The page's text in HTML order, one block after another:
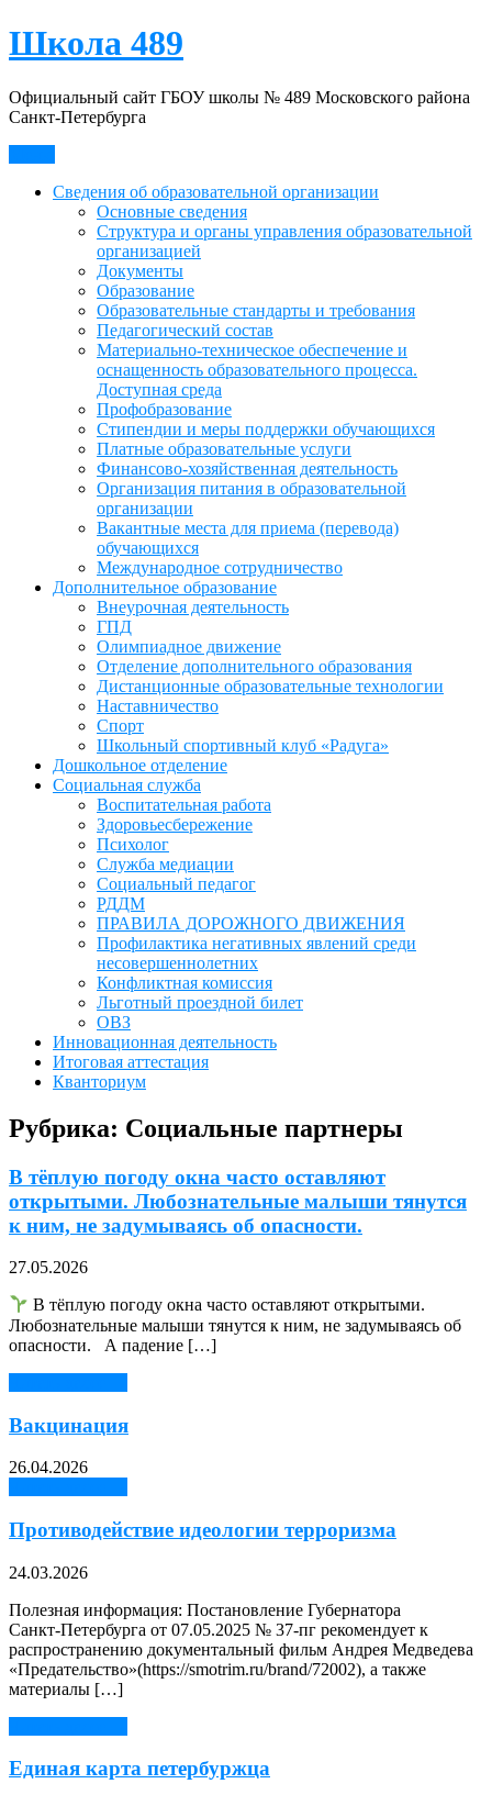
Skip
to
Школа 489
Официальный сайт ГБОУ школы № 489 Московского района
Санкт-Петербурга
Сведения об образовательной организации
Основные сведения
Структура и органы управления образовательной
организацией
Документы
Образование
Образовательные стандарты и требования
Педагогический состав
Материально-техническое обеспечение и
оснащенность образовательного процесса.
Доступная среда
Профобразование
Стипендии и меры поддержки обучающихся
Платные образовательные услуги
Финансово-хозяйственная деятельность
Организация питания в образовательной
организации
Вакантные места для приема (перевода)
обучающихся
Международное сотрудничество
Дополнительное образование
Внеурочная деятельность
ГПД
Олимпиадное движение
Отделение дополнительного образования
Дистанционные образовательные технологии
Наставничество
Спорт
Школьный спортивный клуб «Радуга»
Дошкольное отделение
Социальная служба
Воспитательная работа
Здоровьесбережение
Психолог
Служба медиации
Социальный педагог
РДДМ
ПРАВИЛА ДОРОЖНОГО ДВИЖЕНИЯ
Профилактика негативных явлений среди
несовершеннолетних
Конфликтная комиссия
Льготный проездной билет
ОВЗ
Инновационная деятельность
Итоговая аттестация
Кванториум
Рубрика: Социальные партнеры
В тёплую погоду окна часто оставляют
открытыми. Любознательные малыши тянутся
к ним, не задумываясь об опасности.
27.05.2026
В тёплую погоду окна часто оставляют открытыми.
Любознательные малыши тянутся к ним, не задумываясь об
опасности. А падение […]
Вакцинация
26.04.2026
Противодействие идеологии терроризма
24.03.2026
Полезная информация: Постановление Губернатора
Санкт‑Петербурга от 07.05.2025 № 37-пг рекомендует к
распространению документальный фильм Андрея Медведева
«Предательство»(https://smotrim.ru/brand/72002), а также
материалы […]
Единая карта петербуржца